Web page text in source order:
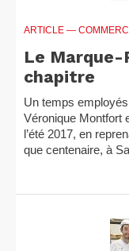
ARTICLE —
Le Marque-
chapitre
Un temps
Véronique Montfort
l’été 2017, en
que centenaire, à